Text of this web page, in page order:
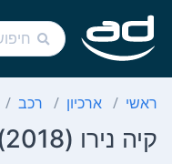
ראשי ארכיון רכב
קיה נירו (2018)